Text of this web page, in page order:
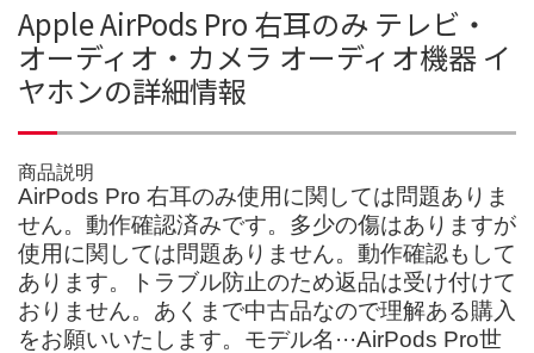
Apple AirPods Pro 右耳のみ テレビ・
オーディオ・カメラ オーディオ機器 イ
ヤホンの詳細情報
商品説明
AirPods Pro 右耳のみ使用に関しては問題ありま
せん。動作確認済みです。多少の傷はありますが
使用に関しては問題ありません。動作確認もして
あります。トラブル防止のため返品は受け付けて
おりません。あくまで中古品なので理解ある購入
をお願いいたします。モデル名···AirPods Pro世